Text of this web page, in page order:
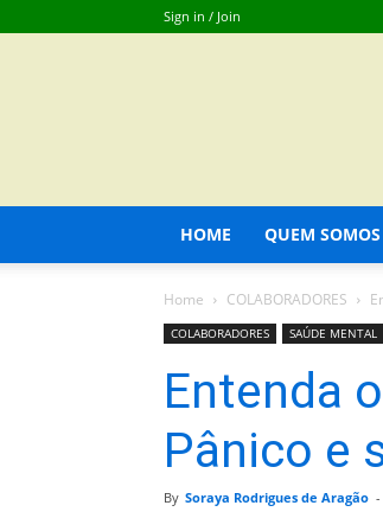
Sign in / Join
HOME QUEM SOMOS
Home COLABORADORES
COLABORADORES SAÚDE MENTAL
Entenda
Pânico e
By Soraya Rodrigues de Aragão -